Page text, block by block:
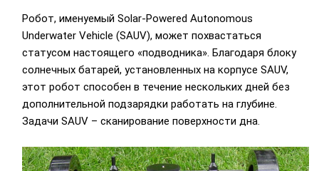
Робот, именуемый Solar-Powered Autonomous
Underwater Vehicle (SAUV), может похвастаться
статусом настоящего «подводника». Благодаря блоку
солнечных батарей, установленных на корпусе SAUV,
этот робот способен в течение нескольких дней без
дополнительной подзарядки работать на глубине.
Задачи SAUV – сканирование поверхности дна.